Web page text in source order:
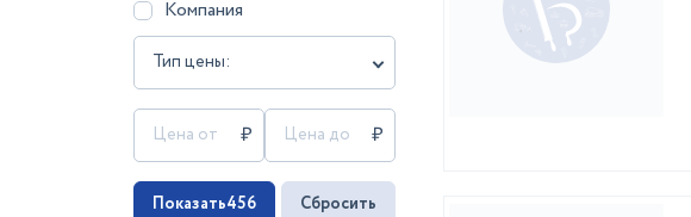
Компания
Тип цены:
Показать456 Сбросить